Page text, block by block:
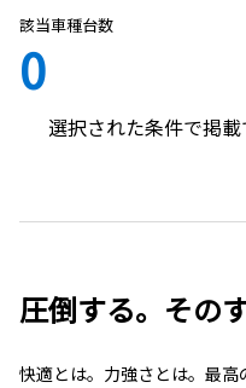
該当車種台数
0
選択された条件で掲載
圧倒する。その
快適とは。力強さとは。最高